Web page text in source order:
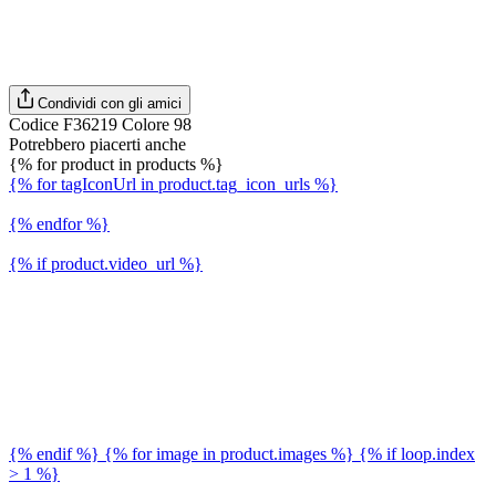
Condividi con gli amici
Codice F36219 Colore 98
Potrebbero piacerti anche
{% for product in products %}
{% for tagIconUrl in product.tag_icon_urls %}
{% endfor %}
{% if product.video_url %}
{% endif %} {% for image in product.images %} {% if loop.index
> 1 %}